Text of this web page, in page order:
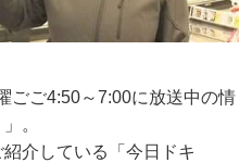
ごご4:50～7:00に放送中の情
」。
介している「今日ドキ